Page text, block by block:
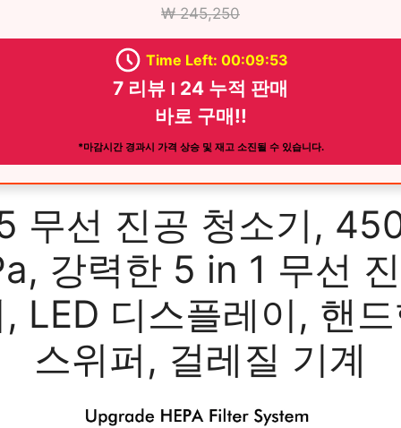
₩ 245,250
Time Left: 00:09:51
7 리뷰 ౹ 24 누적 판매
바로 구매!!
*마감시간 경과시 가격 상승 및 재고 소진될 수 있습니다.
무선 진공 청소기,
강력한 5 in 1 무선
LED 디스플레이, 핸
스위퍼, 걸레질 기계